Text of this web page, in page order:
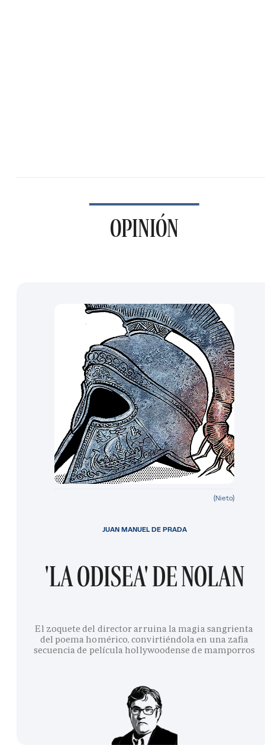
OPINIÓN
(Nieto)
'LA ODISEA' DE NOLAN
El zoquete del director arruina la magia sangrienta
del poema homérico, convirtiéndola en una zafia
secuencia de película hollywoodense de mamporros
JUAN MANUEL DE PRADA